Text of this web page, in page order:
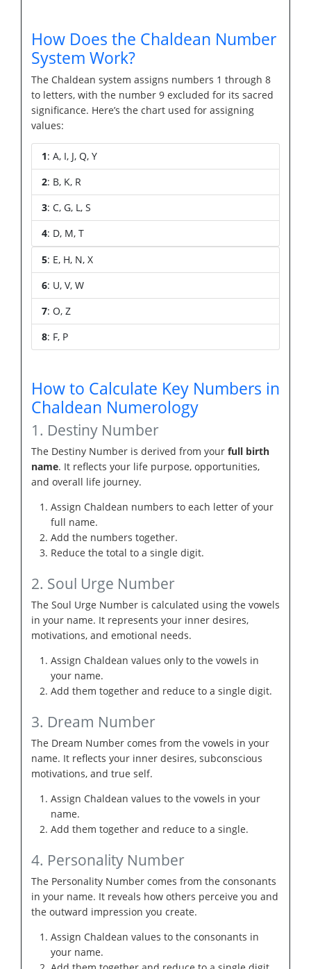
How Does the Chaldean Number
System Work?
The Chaldean system assigns numbers 1 through 8
to letters, with the number 9 excluded for its sacred
significance. Here’s the chart used for assigning
values:
1: A, I, J, Q, Y
2: B, K, R
3: C, G, L, S
4: D, M, T
5: E, H, N, X
6: U, V, W
7: O, Z
8: F, P
How to Calculate Key Numbers in
Chaldean Numerology
1. Destiny Number
The Destiny Number is derived from your full birth
name. It reflects your life purpose, opportunities,
and overall life journey.
Assign Chaldean numbers to each letter of your
full name.
Add the numbers together.
Reduce the total to a single digit.
2. Soul Urge Number
The Soul Urge Number is calculated using the vowels
in your name. It represents your inner desires,
motivations, and emotional needs.
Assign Chaldean values only to the vowels in
your name.
Add them together and reduce to a single digit.
3. Dream Number
The Dream Number comes from the vowels in your
name. It reflects your inner desires, subconscious
motivations, and true self.
Assign Chaldean values to the vowels in your
name.
Add them together and reduce to a single.
4. Personality Number
The Personality Number comes from the consonants
in your name. It reveals how others perceive you and
the outward impression you create.
Assign Chaldean values to the consonants in
your name.